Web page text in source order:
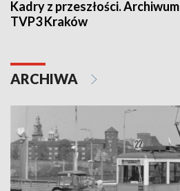
Kadry z przeszłości. Archiwum
TVP3 Kraków
ARCHIWA